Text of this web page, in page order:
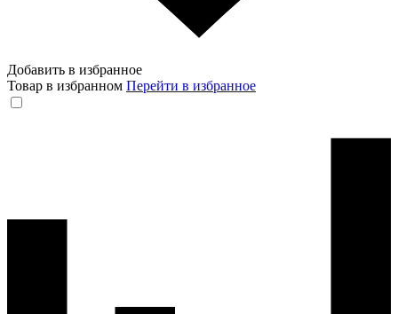
Добавить в избранное
Товар в избранном Перейти в избранное